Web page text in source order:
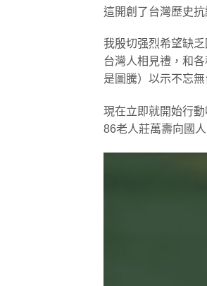
這開創了台灣歷史抗
我殷切强烈希望缺
台灣人相見禮，和
是圖騰）以示不忘
現在立即就開始行動
86老人莊萬壽向國